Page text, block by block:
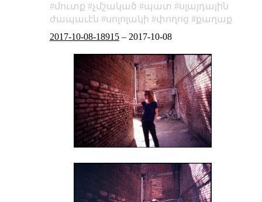
մուտք
չմշակած պատ
սլայդային
ժապաւէն
սոլոլակի փողոց
քաղաք
2017-10-08-18915– 2017-10-08